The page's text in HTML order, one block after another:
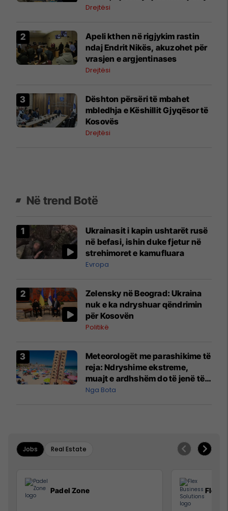
Drejtësi
Apeli kthen në rigjykim rastin
ndaj Endrit Nikës, akuzohet për
vrasjen e argjentinases
Drejtësi
​Dështon përsëri të mbahet
mbledhja e Këshillit Gjyqësor të
Kosovës
Drejtësi
Në trend Botë
Ukrainasit i kapin ushtarët rusë
në befasi, ishin duke fjetur në
strehimoret e kamufluara
Evropa
Zelensky në Beograd: Ukraina
nuk e ka ndryshuar qëndrimin
për Kosovën
Politikë
Meteorologët me parashikime të
reja: Ndryshime ekstreme,
muajt e ardhshëm do të jenë të
pazakontë
Nga Bota
Jobs Real Estate
Padel Zone Flex